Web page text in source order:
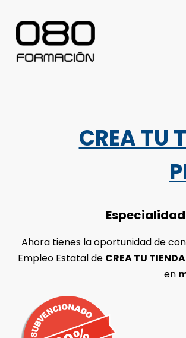
CREA TU
Ahora tienes la oportunidad de
Empleo Estatal de CREA TU
en